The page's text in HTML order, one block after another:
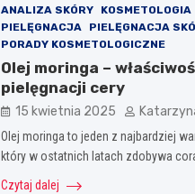
ANALIZA SKÓRY KOSMETOLOGIA
PIELĘGNACJA
PIELĘGNACJA
PORADY KOSMETOLOGICZNE
Olej moringa –
pielęgnacji cery
15 kwietnia 2025
Olej moringa to jeden z najbardziej
który w ostatnich latach zdobywa
Czytaj dalej